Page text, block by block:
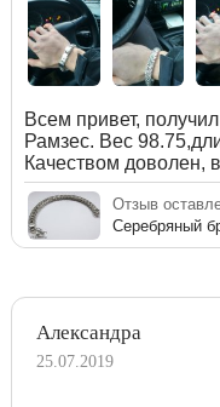
Всем привет,
Рамзес. Вес
Качеством доволен,
Отзыв
Серебряный
Александра
25.07.2019